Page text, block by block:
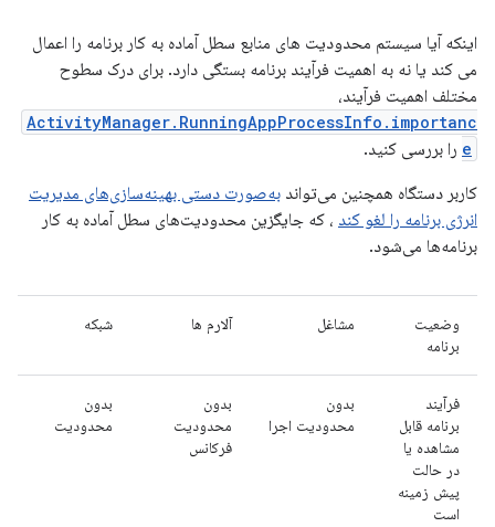
اینکه آیا سیستم محدودیت های منابع سطل آماده به کار برنامه را اعمال
می کند یا نه به اهمیت فرآیند برنامه بستگی دارد. برای درک سطوح
مختلف اهمیت فرآیند،
ActivityManager.RunningAppProcessInfo.importanc
e را بررسی کنید.
کاربر دستگاه همچنین می‌تواند به‌صورت دستی بهینه‌سازی‌های مدیریت
انرژی برنامه را لغو کند ، که جایگزین محدودیت‌های سطل آماده به کار
برنامه‌ها می‌شود.
وضعیت
برنامه
مشاغل آلارم ها شبکه
فرآیند
برنامه قابل
مشاهده یا
در حالت
پیش زمینه
است
بدون
محدودیت اجرا
بدون
محدودیت
فرکانس
بدون
محدودیت